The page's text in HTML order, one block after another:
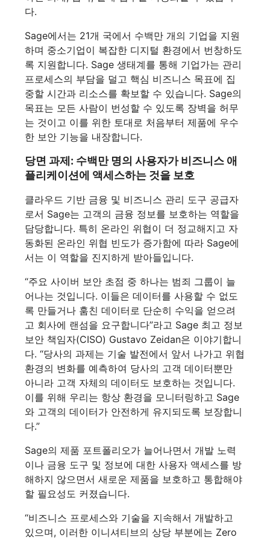
다.
Sage에서는 21개 국에서 수백만 개의 기업을 지원
하며 중소기업이 복잡한 디지털 환경에서 번창하도
록 지원합니다. Sage 생태계를 통해 기업가는 관리
프로세스의 부담을 덜고 핵심 비즈니스 목표에 집
중할 시간과 리소스를 확보할 수 있습니다. Sage의
목표는 모든 사람이 번성할 수 있도록 장벽을 허무
는 것이고 이를 위한 토대로 처음부터 제품에 우수
한 보안 기능을 내장합니다.
당면 과제: 수백만 명의 사용자가 비즈니스 애
플리케이션에 액세스하는 것을 보호
클라우드 기반 금융 및 비즈니스 관리 도구 공급자
로서 Sage는 고객의 금융 정보를 보호하는 역할을
담당합니다. 특히 온라인 위협이 더 정교해지고 자
동화된 온라인 위협 빈도가 증가함에 따라 Sage에
서는 이 역할을 진지하게 받아들입니다.
“주요 사이버 보안 초점 중 하나는 범죄 그룹이 늘
어나는 것입니다. 이들은 데이터를 사용할 수 없도
록 만들거나 훔친 데이터로 단순히 수익을 얻으려
고 회사에 랜섬을 요구합니다”라고 Sage 최고 정보
보안 책임자(CISO) Gustavo Zeidan은 이야기합니
다. “당사의 과제는 기술 발전에서 앞서 나가고 위협
환경의 변화를 예측하여 당사의 고객 데이터뿐만
아니라 고객 자체의 데이터도 보호하는 것입니다.
이를 위해 우리는 항상 환경을 모니터링하고 Sage
와 고객의 데이터가 안전하게 유지되도록 보장합니
다.”
Sage의 제품 포트폴리오가 늘어나면서 개발 노력
이나 금융 도구 및 정보에 대한 사용자 액세스를 방
해하지 않으면서 새로운 제품을 보호하고 통합해야
할 필요성도 커졌습니다.
“비즈니스 프로세스와 기술을 지속해서 개발하고
있으며, 이러한 이니셔티브의 상당 부분에는 Zero